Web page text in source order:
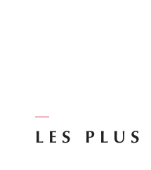
LES